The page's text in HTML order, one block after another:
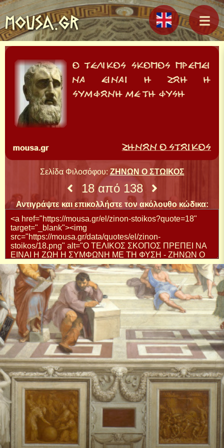
MOUSA.GR
Σελίδα Φιλοσόφου: ΖΗΝΩΝ Ο ΣΤΩΙΚΟΣ
18 από 138
Αντιγράψτε και επικολλήστε τον ακόλουθο κώδικα: